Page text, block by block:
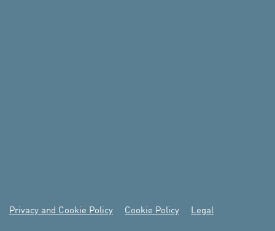
Privacy and Cookie Policy Cookie Policy Legal